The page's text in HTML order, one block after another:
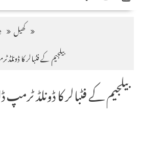
کھیل
بیلجیم کے فٹبالر کا
بیلجیم کے فٹبالر کا ڈونلڈ